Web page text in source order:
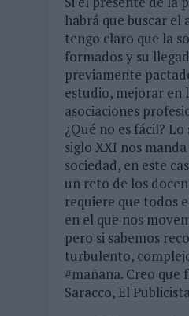
habrá que buscar el
tengo claro que la
formados y su
previamente
estudio, mejorar en
asociaciones
¿Qué no es fácil?
siglo XXI nos
sociedad, en este
un reto de los
requiere que todos
en el que nos
pero si sabemos
turbulento,
#mañana. Creo
Saracco, El